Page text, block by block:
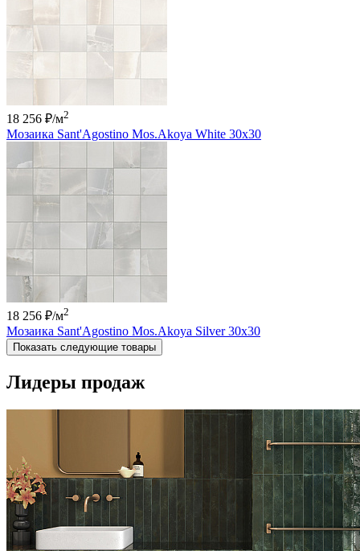
18 256 ₽/м2
Мозаика Sant'Agostino Mos.Akoya White 30x30
18 256 ₽/м2
Мозаика Sant'Agostino Mos.Akoya Silver 30x30
Показать следующие товары
Лидеры продаж